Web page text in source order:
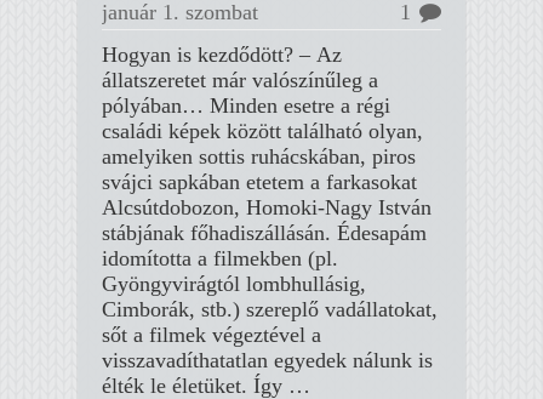
január 1. szombat
1
Hogyan is kezdődött? – Az
állatszeretet már valószínűleg a
pólyában… Minden esetre a régi
családi képek között található olyan,
amelyiken sottis ruhácskában, piros
svájci sapkában etetem a farkasokat
Alcsútdobozon, Homoki-Nagy István
stábjának főhadiszállásán. Édesapám
idomította a filmekben (pl.
Gyöngyvirágtól lombhullásig,
Cimborák, stb.) szereplő vadállatokat,
sőt a filmek végeztével a
visszavadíthatatlan egyedek nálunk is
élték le életüket. Így …